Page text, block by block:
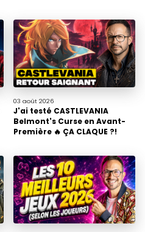
03 août 2026
J'ai testé CASTLEVANIA
Belmont's Curse en Avant-
Première 🔥 ÇA CLAQUE ?!